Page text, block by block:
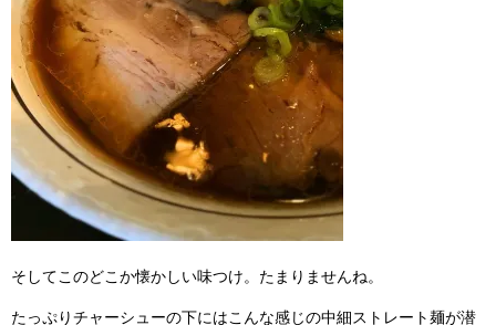
そしてこのどこか懐かしい味つけ。たまりませんね。
たっぷりチャーシューの下にはこんな感じの中細ストレート麺が潜